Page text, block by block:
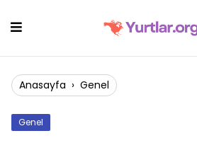
Anasayfa › Genel
Genel